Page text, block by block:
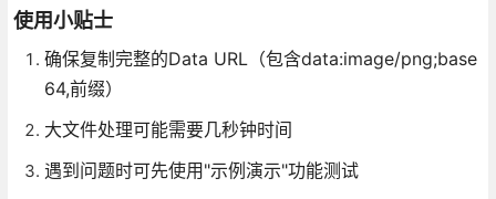
使用小贴士
确保复制完整的Data URL（包含data:image/png;base
64,前缀）
大文件处理可能需要几秒钟时间
遇到问题时可先使用"示例演示"功能测试